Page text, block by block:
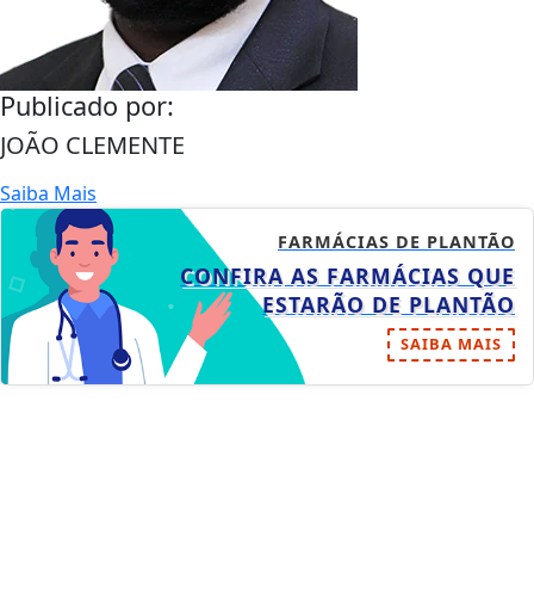
Publicado por:
JOÃO CLEMENTE
Saiba Mais
FARMÁCIAS DE PLANTÃO
CONFIRA AS FARMÁCIAS QUE
ESTARÃO DE PLANTÃO
SAIBA MAIS